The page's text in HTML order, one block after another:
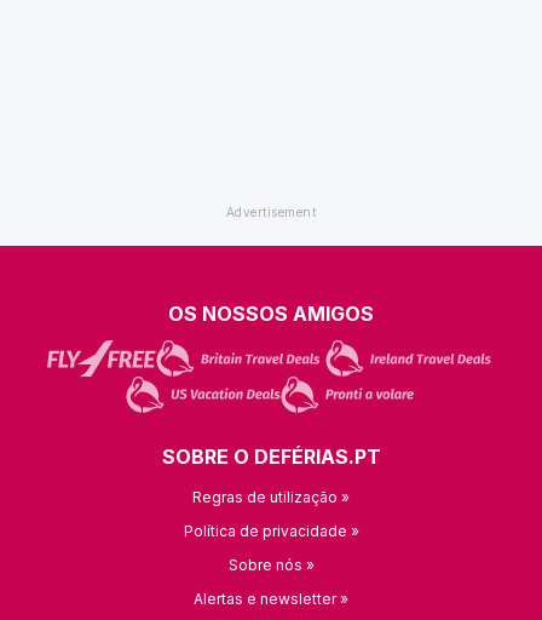
OS NOSSOS AMIGOS
SOBRE O DEFÉRIAS.PT
Regras de utilização »
Política de privacidade »
Sobre nós »
Alertas e newsletter »